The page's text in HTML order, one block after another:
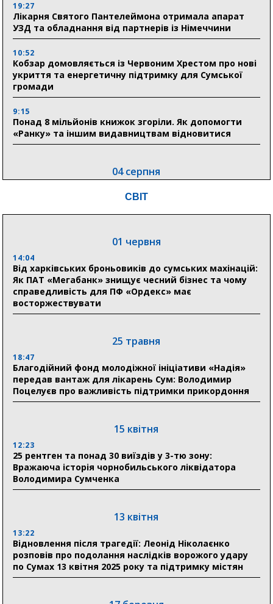
19:27
Лікарня Святого Пантелеймона отримала апарат
УЗД та обладнання від партнерів із Німеччини
10:52
Кобзар домовляється із Червоним Хрестом про нові
укриття та енергетичну підтримку для Сумської
громади
9:15
Понад 8 мільйонів книжок згоріли. Як допомогти
«Ранку» та іншим видавництвам відновитися
04 серпня
Пенсійний фонд Сумщини спрямував 0,2 млрд грн
18:54
Романько розширює програму відпочинку дітей із
прифронтової Сумщини: перша група оздоровилася
в Австрії
Ніколаєнко: у Сумах погодили 115 компенсацій на
відновлення житла майже на 6,6 млн грн
31 липня
Сумщини пояснив, як отримати допомогу на зиму
17:52
«Укрексімбанк» припиняє виплату пенсій: у
Пенсійному фонді Сумщини пояснили, що робити
людям
відзнаки «Почесного громадянина міста Суми»
30 липня
СВІТ
01 червня
14:04
Від харківських броньовиків до сумських махінацій:
Як ПАТ «Мегабанк» знищує чесний бізнес та чому
справедливість для ПФ «Ордекс» має
восторжествувати
25 травня
18:47
Благодійний фонд молодіжної ініціативи «Надія»
передав вантаж для лікарень Сум: Володимир
Поцелуєв про важливість підтримки прикордоння
15 квітня
12:23
25 рентген та понад 30 виїздів у 3-тю зону:
Вражаюча історія чорнобильського ліквідатора
Володимира Сумченка
13 квітня
13:22
Відновлення після трагедії: Леонід Ніколаєнко
розповів про подолання наслідків ворожого удару
по Сумах 13 квітня 2025 року та підтримку містян